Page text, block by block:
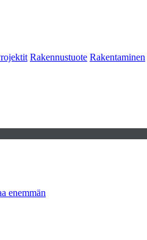
Rakennustuote Rakentaminen
enemmän